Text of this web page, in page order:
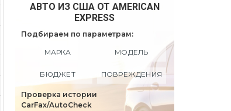
АВТО ИЗ США ОТ AMERICAN
EXPRESS
Подбираем по параметрам:
МАРКА МОДЕЛЬ
БЮДЖЕТ ПОВРЕЖДЕНИЯ
Проверка истории
CarFax/AutoCheck